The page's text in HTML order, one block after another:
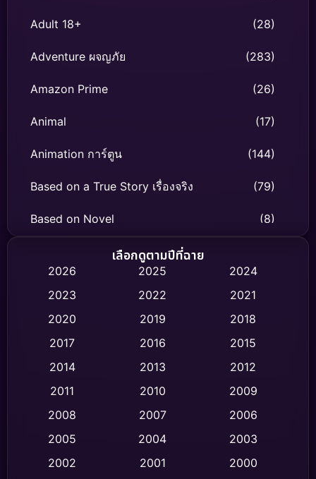
Adult 18+ (28)
Adventure ผจญภัย (283)
Amazon Prime (26)
Animal (17)
Animation การ์ตูน (144)
Based on a True Story เรื่องจริง (79)
Based on Novel (8)
Biography ชีวิตจริง
Classic หนังคลาสสิก (47)
Comedy ตลก (454)
Crime อาชญากรรม (532)
Cult Film
เลือกดูตามปีที่ฉาย
2026 2025
2024
2023
2022
2021
2020
2019
2018
2017
2016
2015
2014
2013
2012
2011
2010
2009
2008
2007
2006
2005
2004
2003
2002
2001
2000